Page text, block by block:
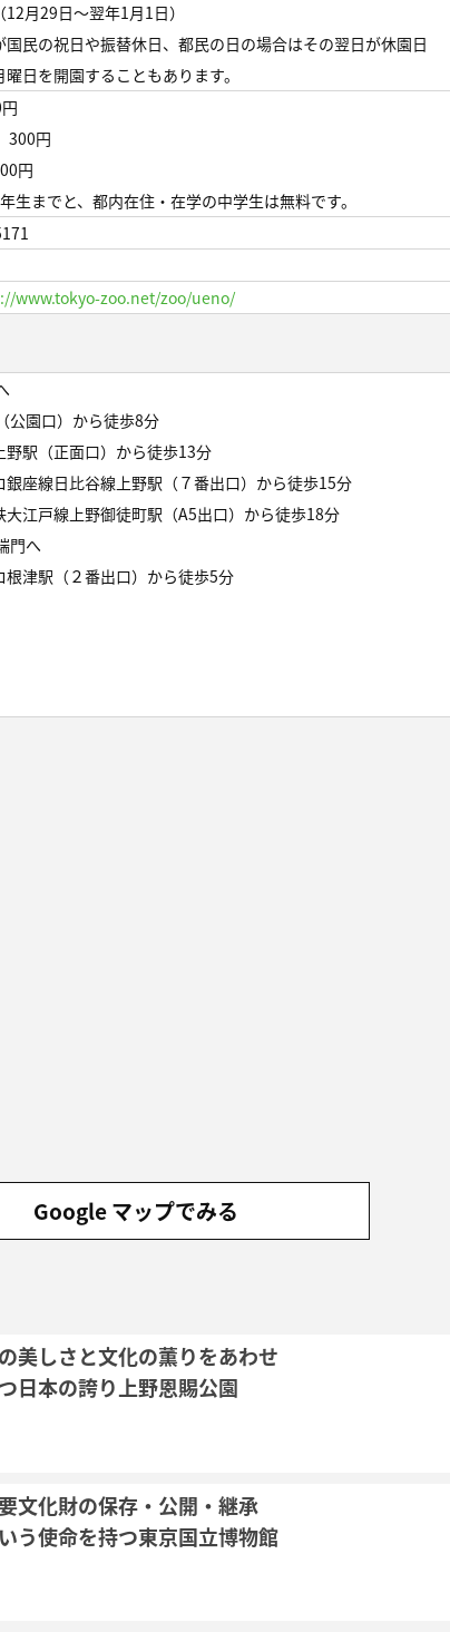
月29日～翌年1月1日）
民の祝日や振替休日、都民の日の場合はその翌日が休園日
日を開園することもあります。
円
円
生までと、都内在住・在学の中学生は無料です。
www.tokyo-zoo.net/zoo/ueno/
公園口）から徒歩8分
野駅（正面口）から徒歩13分
銀座線日比谷線上野駅（７番出口）から徒歩15分
大江戸線上野御徒町駅（A5出口）から徒歩18分
門へ
根津駅（２番出口）から徒歩5分
Google マップでみる
美しさと文化の薫りをあわせ
日本の誇り上野恩賜公園
文化財の保存・公開・継承
う使命を持つ東京国立博物館